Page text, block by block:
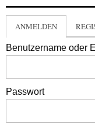
ANMELDEN
Benutzername oder
Passwort